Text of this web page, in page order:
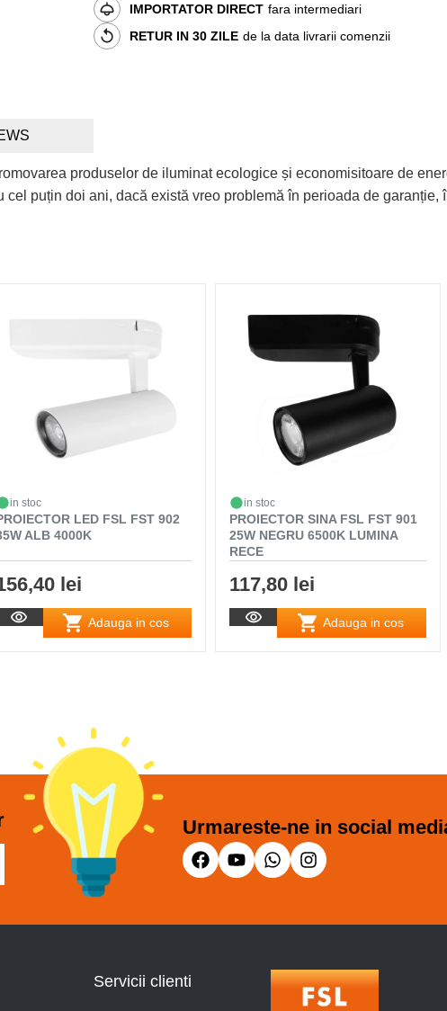
IMPORTATOR DIRECT fara intermediari
RETUR IN 30 ZILE de la data livrarii comenzii
produselor de iluminat ecologice și economisitoare de
puțin doi ani, dacă există vreo problemă în perioada de
in stoc
LED FSL FST 902
ALB 4000K
lei
Adauga in cos
in stoc
PROIECTOR SINA FSL FST 901
25W NEGRU 6500K LUMINA
RECE
117,80 lei
Adauga in cos
Urmareste-ne in social
Servicii clienti